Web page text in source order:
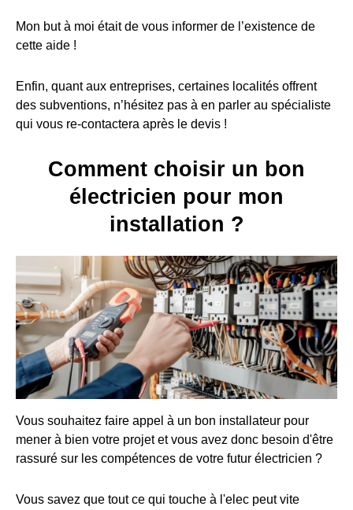
Mon but à moi était de vous informer de l’existence de
cette aide !
Enfin, quant aux entreprises, certaines localités offrent
des subventions, n’hésitez pas à en parler au spécialiste
qui vous re-contactera après le devis !
Comment choisir un bon
électricien pour mon
installation ?
Vous souhaitez faire appel à un bon installateur pour
mener à bien votre projet et vous avez donc besoin d'être
rassuré sur les compétences de votre futur électricien ?
Vous savez que tout ce qui touche à l'elec peut vite